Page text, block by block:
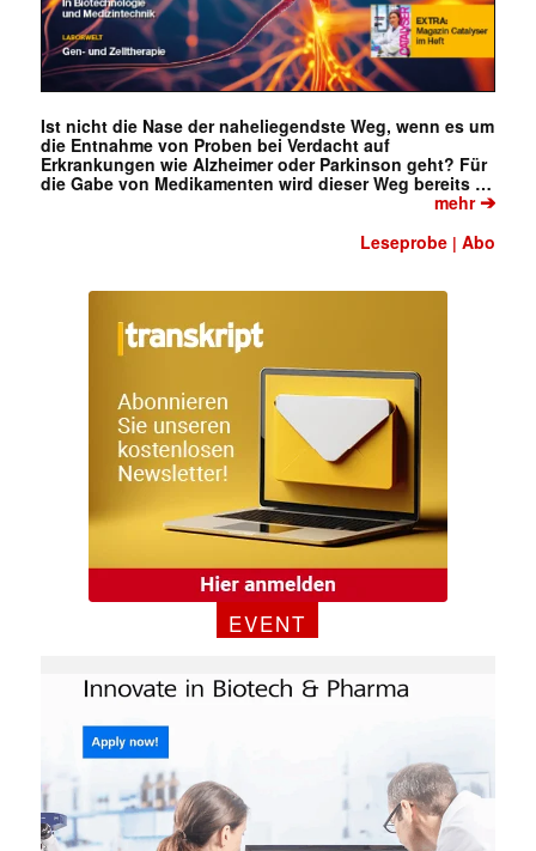
Mit dem |transkript-Newsletter
jede Woche aktuell informiert.
(erforderlich)
Ist nicht die Nase der naheliegendste Weg, wenn es um
die Entnahme von Proben bei Verdacht auf
Erkrankungen wie Alzheimer oder Parkinson geht? Für
die Gabe von Medikamenten wird dieser Weg bereits …
mehr➔
Leseprobe |Abo
EVENT